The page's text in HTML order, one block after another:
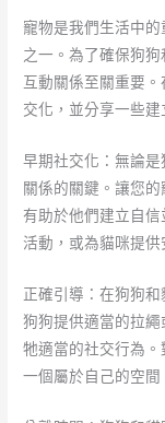
寵物是我們生活中
之一。為了確保狗
互動關係至關重要
交化，並分享一些建
早期社交化：無論
關係的關鍵。讓您
有助於他們建立自
活動，或為貓咪提供
正確引導：在狗狗
狗狗提供適當的拉
牠適當的社交行為
一個屬於自己的空間